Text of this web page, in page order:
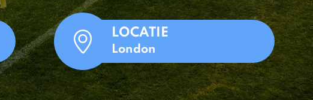
LOCATIE
London